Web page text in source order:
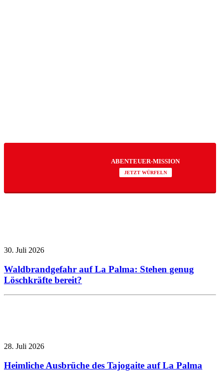
ABENTEUER-MISSION
JETZT WÜRFELN
30. Juli 2026
Waldbrandgefahr auf La Palma: Stehen genug
Löschkräfte bereit?
28. Juli 2026
Heimliche Ausbrüche des Tajogaite auf La Palma